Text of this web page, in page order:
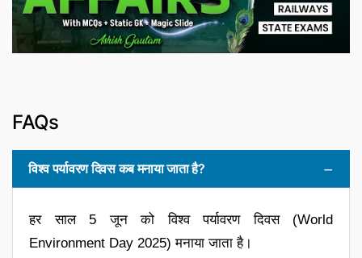
FAQs
विश्व पर्यावरण दिवस कब मनाया जाता है?
हर साल 5 जून को विश्व पर्यावरण दिवस (World
Environment Day 2025) मनाया जाता है।